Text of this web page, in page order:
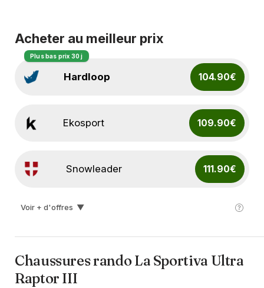
Acheter au meilleur prix
Hardloop 104.90€
Plus bas prix 30 j
Ekosport 109.90€
Snowleader 111.90€
I-run 129.00€
Voir + d'offres ▼
Chaussures rando La Sportiva Ultra
Raptor III